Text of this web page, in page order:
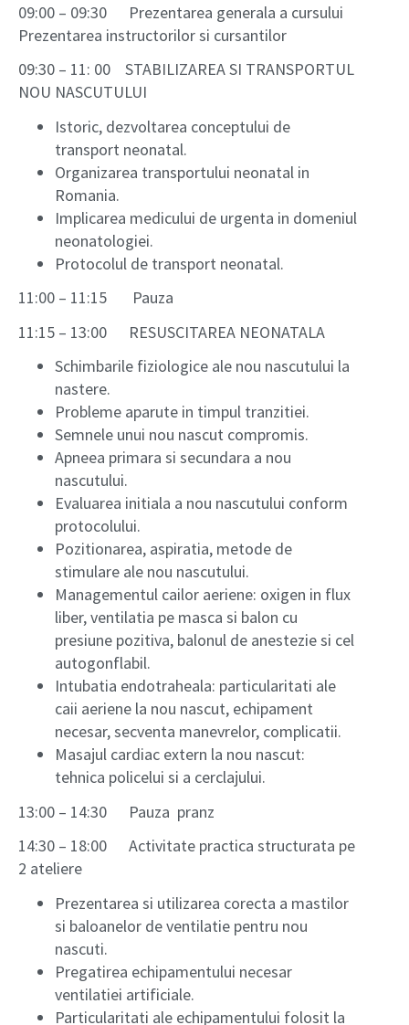
09:00 – 09:30 Prezentarea generala a cursului
Prezentarea instructorilor si cursantilor
09:30 – 11: 00 STABILIZAREA SI TRANSPORTUL
NOU NASCUTULUI
Istoric, dezvoltarea conceptului de
transport neonatal.
Organizarea transportului neonatal in
Romania.
Implicarea medicului de urgenta in domeniul
neonatologiei.
Protocolul de transport neonatal.
11:00 – 11:15 Pauza
11:15 – 13:00 RESUSCITAREA NEONATALA
Schimbarile fiziologice ale nou nascutului la
nastere.
Probleme aparute in timpul tranzitiei.
Semnele unui nou nascut compromis.
Apneea primara si secundara a nou
nascutului.
Evaluarea initiala a nou nascutului conform
protocolului.
Pozitionarea, aspiratia, metode de
stimulare ale nou nascutului.
Managementul cailor aeriene: oxigen in flux
liber, ventilatia pe masca si balon cu
presiune pozitiva, balonul de anestezie si cel
autogonflabil.
Intubatia endotraheala: particularitati ale
caii aeriene la nou nascut, echipament
necesar, secventa manevrelor, complicatii.
Masajul cardiac extern la nou nascut:
tehnica policelui si a cerclajului.
13:00 – 14:30 Pauza pranz
14:30 – 18:00 Activitate practica structurata pe
2 ateliere
Prezentarea si utilizarea corecta a mastilor
si baloanelor de ventilatie pentru nou
nascuti.
Pregatirea echipamentului necesar
ventilatiei artificiale.
Particularitati ale echipamentului folosit la